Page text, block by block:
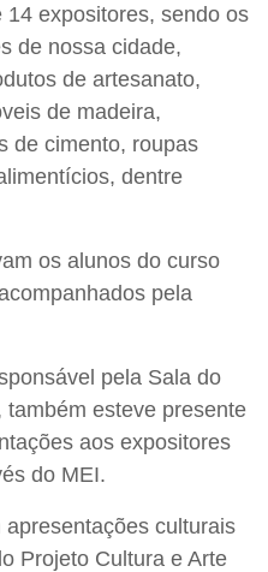
expositores, sendo os
de nossa cidade,
de artesanato,
de madeira,
de cimento, roupas
dentre
os alunos do curso
pela
pela Sala do
esteve presente
aos expositores
do MEI.
culturais
Projeto Cultura e Arte